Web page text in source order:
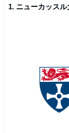
1. ニューカッス